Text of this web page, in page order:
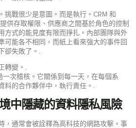
挑戰很少是意圖。而是執行。CRM 和
供存取權限、供應商之間基於角色的控制
方式的能見度有限而掙扎。內部團隊與外
可能各不相同，而紙上看來強大的事件回
卻失敗了。.
轉變。.
一次稽核。它關係到每一天，在每個系
料的合作夥伴中，執行責任。.
中隱藏的資料隱私風險
，通常會被詮釋為高科技的網路攻擊。事